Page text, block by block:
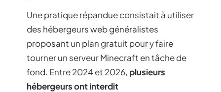
Une pratique répandue consistait à utiliser
des hébergeurs web généralistes
proposant un plan gratuit pour y faire
tourner un serveur Minecraft en tâche de
fond. Entre 2024 et 2026, plusieurs
hébergeurs ont interdit